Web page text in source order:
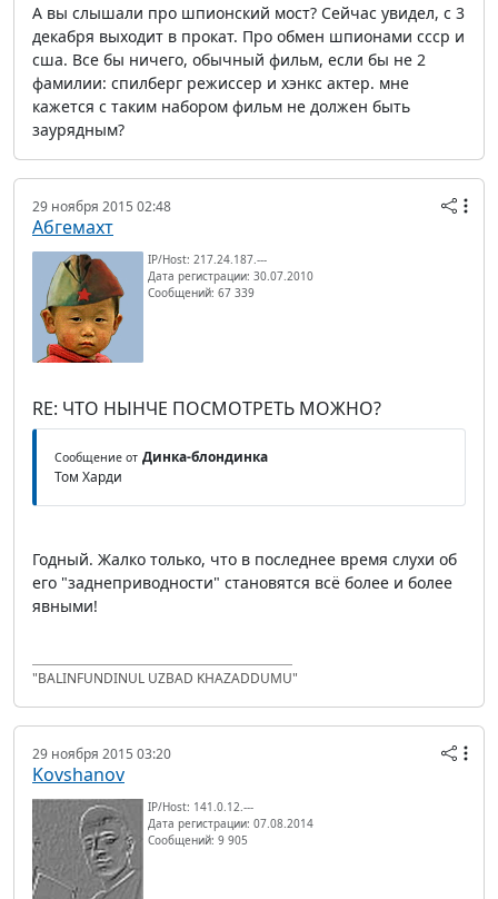
А вы слышали про шпионский мост? Сейчас увидел, с 3
декабря выходит в прокат. Про обмен шпионами ссср и
сша. Все бы ничего, обычный фильм, если бы не 2
фамилии: спилберг режиссер и хэнкс актер. мне
кажется с таким набором фильм не должен быть
заурядным?
29 ноября 2015 02:48
Абгемахт
IP/Host: 217.24.187.---
Дата регистрации: 30.07.2010
Сообщений: 67 339
RE: ЧТО НЫНЧЕ ПОСМОТРЕТЬ МОЖНО?
Сообщение от Динка-блондинка
Том Харди
Годный. Жалко только, что в последнее время слухи об
его "заднеприводности" становятся всё более и более
явными!
"BALINFUNDINUL UZBAD KHAZADDUMU"
29 ноября 2015 03:20
Kovshanov
IP/Host: 141.0.12.---
Дата регистрации: 07.08.2014
Сообщений: 9 905